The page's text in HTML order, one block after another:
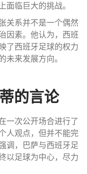
面临巨大的挑战。
关系并不是一个偶然
因素。他认为，西班
了西班牙足球的权力
未来发展方向。
的言论
一次公开场合进行了
人观点，但并不能完
调，巴萨与西班牙足
以足球为中心，尽力